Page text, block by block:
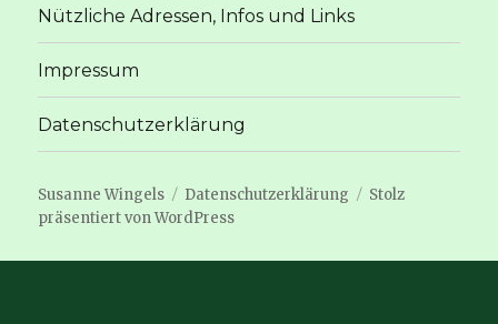
Nützliche Adressen, Infos und Links
Impressum
Datenschutzerklärung
Susanne Wingels Datenschutzerklärung
Stolz
präsentiert von WordPress